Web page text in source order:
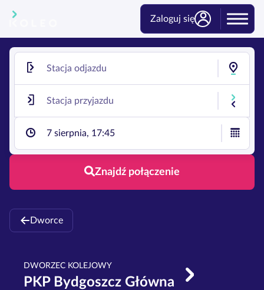
Zaloguj się
7 sierpnia, 17:45
Znajdź połączenie
Dworce
DWORZEC KOLEJOWY
PKP Bydgoszcz Główna